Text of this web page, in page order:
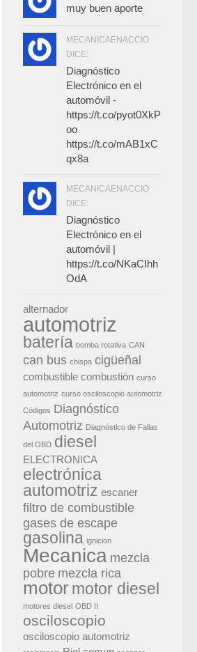
muy buen aporte
MECANICAENACCIO
DICE:
Diagnóstico
Electrónico en el
automóvil -
https://t.co/pyot0XkP
oo
https://t.co/mAB1xC
qx8a
MECANICAENACCIO
DICE:
Diagnóstico
Electrónico en el
automóvil |
https://t.co/NKaCIhh
OdA
alternador
automotriz
batería bomba rotativa CAN
can bus chispa cigüeñal
combustible combustión curso
automotriz curso osciloscopio automotriz
Códigos Diagnóstico
Automotriz Diagnóstico de Fallas
del OBD diesel
ELECTRONICA
electrónica
automotriz escaner
filtro de combustible
gases de escape
gasolina ignicion
Mecanica mezcla
pobre mezcla rica
motormotor diesel
motores diesel OBD II
osciloscopio
osciloscopio automotriz